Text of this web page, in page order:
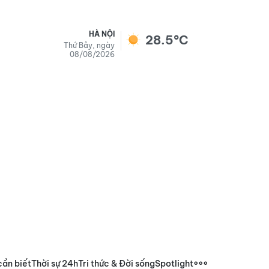
HÀ NỘI
Thứ Bảy, ngày
08/08/2026
28.5°C
biếtThời sự 24hTri thức & Đời sốngSpotlight